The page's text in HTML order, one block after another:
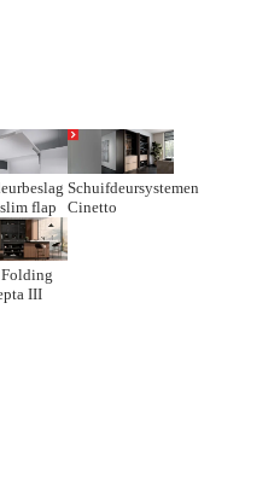
flap
Schuifdeursystemen
Cinetto
III